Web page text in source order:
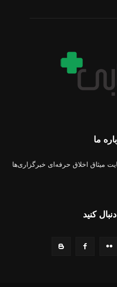
ما
میثاق اخلاق حرفه‌ای خبرگزاری‌ها
کنید